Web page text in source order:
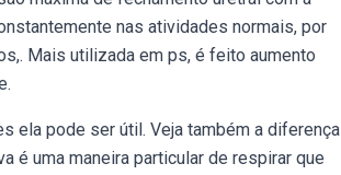
nas atividades normais, por
Mais utilizada em ps, é feito aumento
ela pode ser útil. Veja também a diferença
é uma maneira particular de respirar que